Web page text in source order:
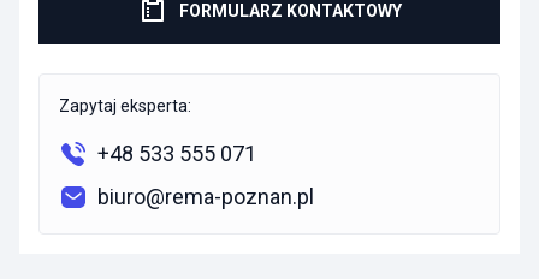
FORMULARZ KONTAKTOWY
Zapytaj eksperta:
+48 533 555 071
biuro@rema-poznan.pl